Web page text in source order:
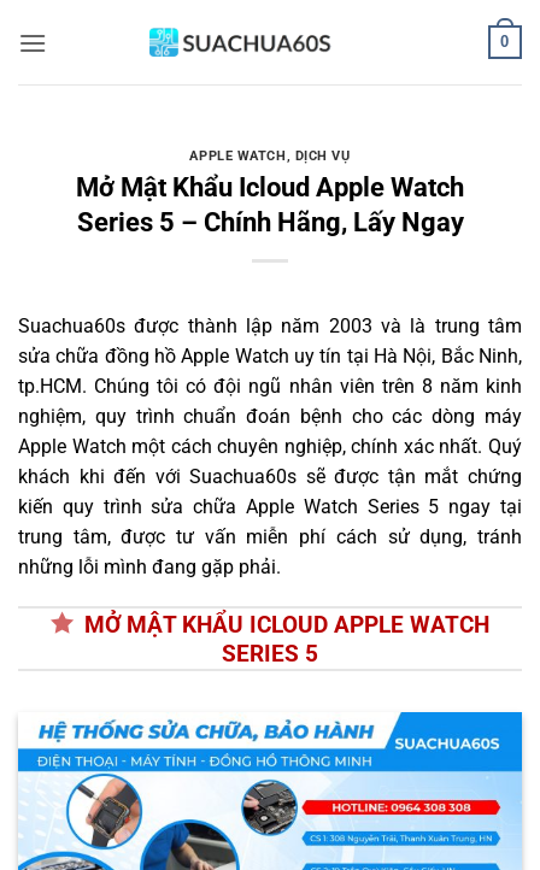
qua
0
APPLE WATCH, DỊCH VỤ
Mở Mật Khẩu Icloud Apple Watch
Series 5 – Chính Hãng, Lấy Ngay
Suachua60s được thành lập năm 2003 và là trung tâm
sửa chữa đồng hồ Apple Watch uy tín tại Hà Nội, Bắc Ninh,
tp.HCM. Chúng tôi có đội ngũ nhân viên trên 8 năm kinh
nghiệm, quy trình chuẩn đoán bệnh cho các dòng máy
Apple Watch một cách chuyên nghiệp, chính xác nhất. Quý
khách khi đến với Suachua60s sẽ được tận mắt chứng
kiến quy trình sửa chữa Apple Watch Series 5 ngay tại
trung tâm, được tư vấn miễn phí cách sử dụng, tránh
những lỗi mình đang gặp phải.
MỞ MẬT KHẨU ICLOUD APPLE WATCH
SERIES 5